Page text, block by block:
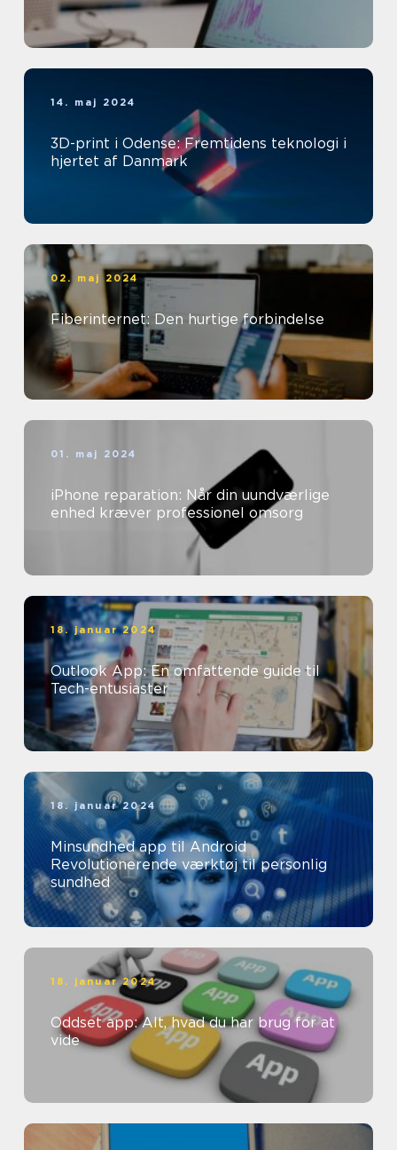
14. maj 2024
3D-print i Odense: Fremtidens teknologi i
hjertet af Danmark
02. maj 2024
Fiberinternet: Den hurtige forbindelse
01. maj 2024
iPhone reparation: Når din uundværlige
enhed kræver professionel omsorg
18. januar 2024
Outlook App: En omfattende guide til
Tech-entusiaster
18. januar 2024
Minsundhed app til Android
Revolutionerende værktøj til personlig
sundhed
18. januar 2024
Oddset app: Alt, hvad du har brug for at
vide